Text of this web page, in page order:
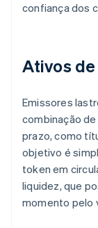
confiança dos
Ativos
Emissores
combinação
prazo, como
objetivo é
token em
liquidez, que
momento pelo